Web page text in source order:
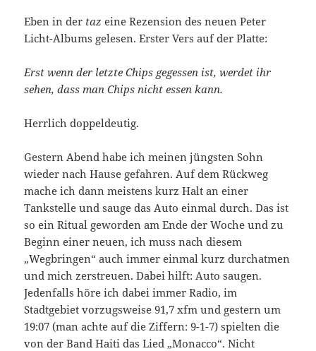
Eben in der taz eine Rezension des neuen Peter
Licht-Albums gelesen. Erster Vers auf der Platte:
Erst wenn der letzte Chips gegessen ist, werdet ihr
sehen, dass man Chips nicht essen kann.
Herrlich doppeldeutig.
Gestern Abend habe ich meinen jüngsten Sohn
wieder nach Hause gefahren. Auf dem Rückweg
mache ich dann meistens kurz Halt an einer
Tankstelle und sauge das Auto einmal durch. Das ist
so ein Ritual geworden am Ende der Woche und zu
Beginn einer neuen, ich muss nach diesem
„Wegbringen“ auch immer einmal kurz durchatmen
und mich zerstreuen. Dabei hilft: Auto saugen.
Jedenfalls höre ich dabei immer Radio, im
Stadtgebiet vorzugsweise 91,7 xfm und gestern um
19:07 (man achte auf die Ziffern: 9-1-7) spielten die
von der Band Haiti das Lied „Monacco“. Nicht